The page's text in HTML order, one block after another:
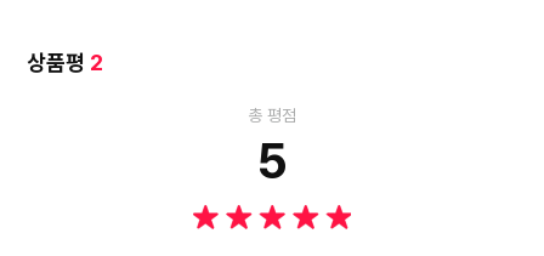
상품평 2
총 평점
5